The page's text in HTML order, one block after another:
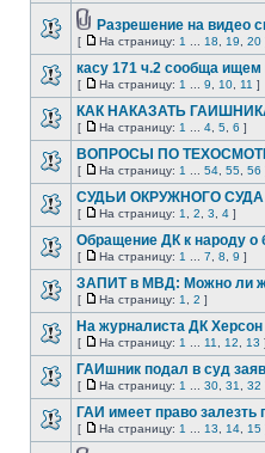
Разрешение на видео
[ На страницу: 1 18 19 20
касу 171 ч.2 сообща ищем
[ На страницу: 1 9 10 11 ]
КАК НАКАЗАТЬ
[ На страницу: 1 4 5 6 ]
ВОПРОСЫ ПО
[ На страницу: 1 54 55 56
СУДЬИ ОКРУЖНОГО
[ На страницу: 1 2 3 4 ]
Обращение ДК к народу о
[ На страницу: 1 7 8 9 ]
ЗАПИТ в МВД: Можно ли
[ На страницу: 1 2 ]
На журналиста ДК
[ На страницу: 1 11 12 13 ]
ГАИшник подал в суд
[ На страницу: 1 30 31 32
ГАИ имеет право
[ На страницу: 1 13 14 15